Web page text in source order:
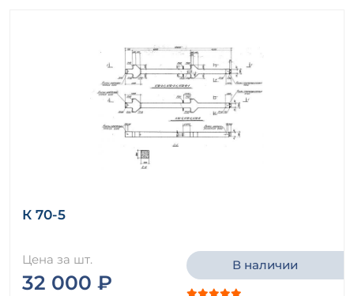
К 70-5
Цена за шт.
32 000 ₽
В наличии